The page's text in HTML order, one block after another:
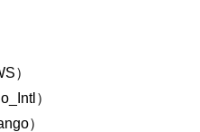
）
）
）